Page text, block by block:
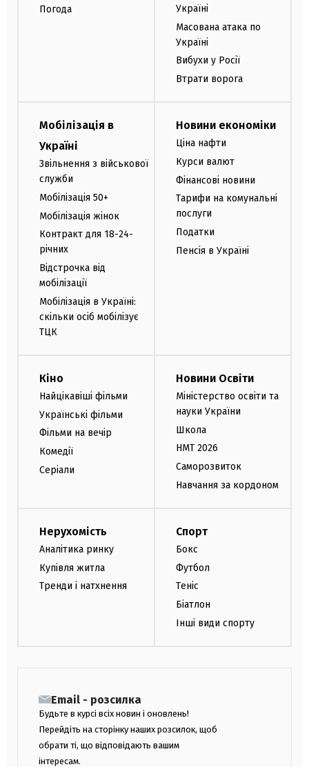
Погода
Україні
Масована атака по
Україні
Вибухи у Росії
Втрати ворога
Мобілізація в
Україні
Звільнення з військової
служби
Мобілізація 50+
Мобілізація жінок
Контракт для 18-24-
річних
Відстрочка від
мобілізації
Мобілізація в Україні:
скільки осіб мобілізує
ТЦК
Новини економіки
Ціна нафти
Курси валют
Фінансові новини
Тарифи на комунальні
послуги
Податки
Пенсія в Україні
Кіно
Найцікавіші фільми
Українські фільми
Фільми на вечір
Комедії
Серіали
Новини Освіти
Міністерство освіти та
науки України
Школа
НМТ 2026
Саморозвиток
Навчання за кордоном
Нерухомість
Аналітика ринку
Купівля житла
Тренди і натхнення
Спорт
Бокс
Футбол
Теніс
Біатлон
Інші види спорту
Email - розсилка
Будьте в курсі всіх новин і оновлень!
Перейдіть на сторінку наших розсилок, щоб
обрати ті, що відповідають вашим
інтересам.